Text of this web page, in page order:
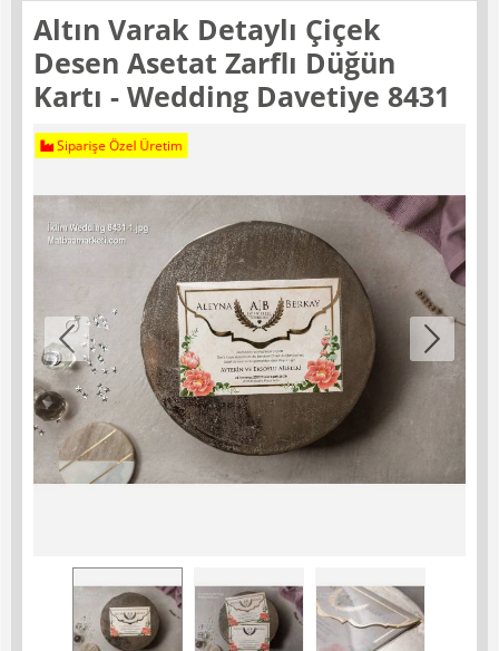
Altın Varak Detaylı Çiçek
Desen Asetat Zarflı Düğün
Kartı - Wedding Davetiye 8431
Siparişe Özel Üretim